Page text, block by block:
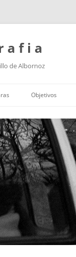
a f i a
de Albornoz
Objetivos